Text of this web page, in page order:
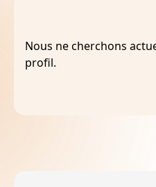
Nous ne cherchons
profil.